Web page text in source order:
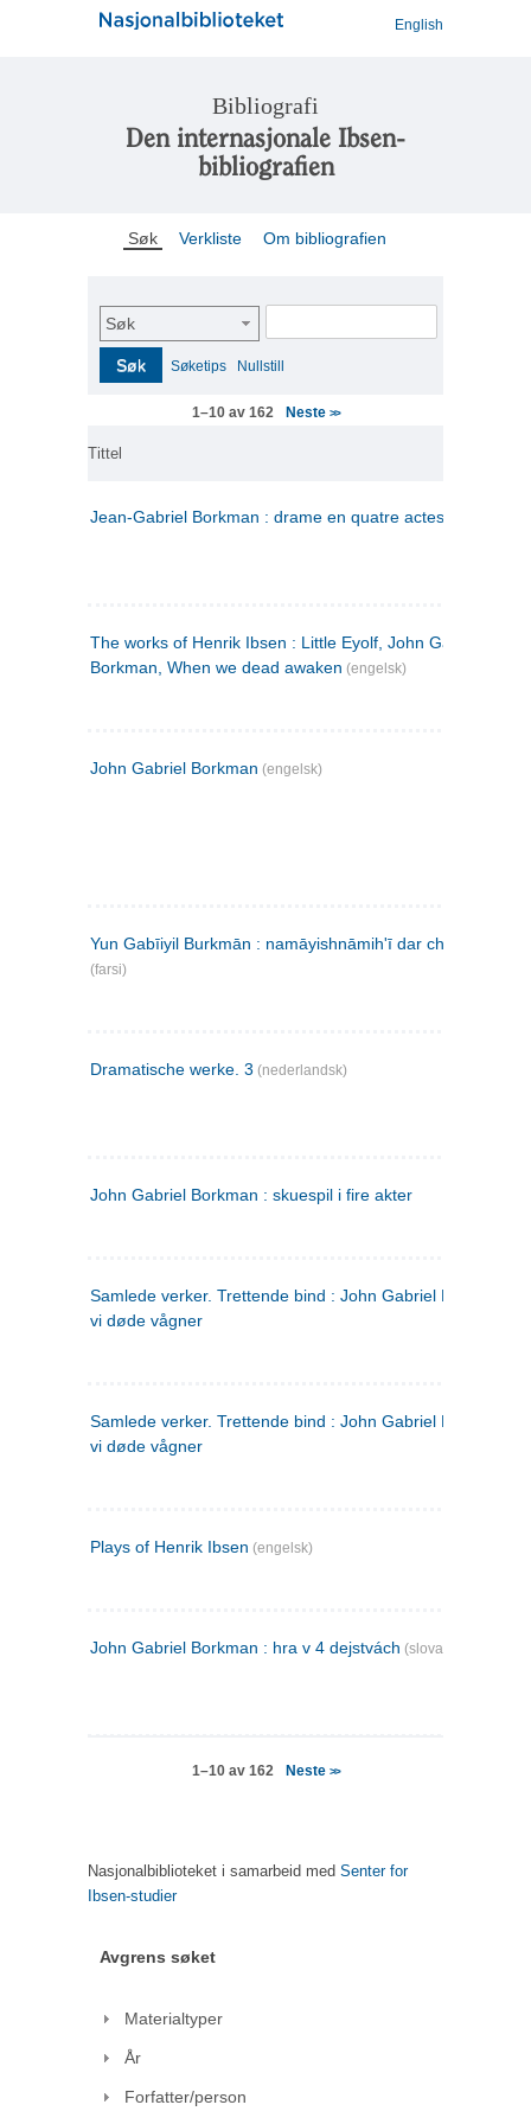
English
Bibliografi
Den internasjonale Ibsen-
bibliografien
Søk Verkliste Om bibliografien
Søk
Søk Søketips Nullstill
1–10 av 162 Neste >>
Tittel
Jean-Gabriel Borkman : drame en quatre actes
The works of Henrik Ibsen : Little Eyolf, John Gabriel
Borkman, When we dead awaken (engelsk)
John Gabriel Borkman (engelsk)
Yun Gabīiyil Burkmān : namāyishnāmihʹī dar chahār pardih
(farsi)
Dramatische werke. 3 (nederlandsk)
John Gabriel Borkman : skuespil i fire akter
Samlede verker. Trettende bind : John Gabriel Borkman ;
vi døde vågner
Samlede verker. Trettende bind : John Gabriel Borkman ;
vi døde vågner
Plays of Henrik Ibsen (engelsk)
John Gabriel Borkman : hra v 4 dejstvách (slovakisk)
1–10 av 162 Neste >>
Nasjonalbiblioteket i samarbeid med Senter for
Ibsen-studier
Avgrens søket
Materialtyper
År
Forfatter/person